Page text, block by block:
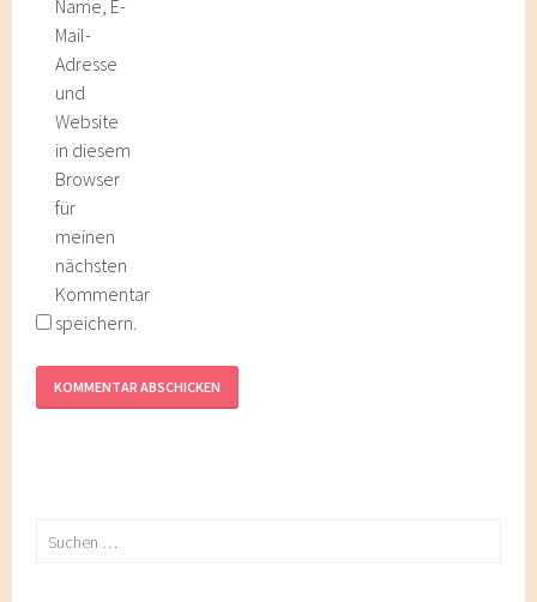
Name, E-
Mail-
Adresse
und
Website
in diesem
Browser
für
meinen
nächsten
Kommentar
speichern.
Suchen